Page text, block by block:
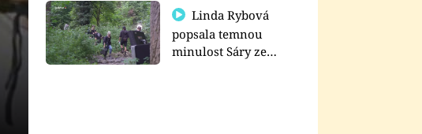
Linda Rybová
popsala temnou
minulost Sáry ze